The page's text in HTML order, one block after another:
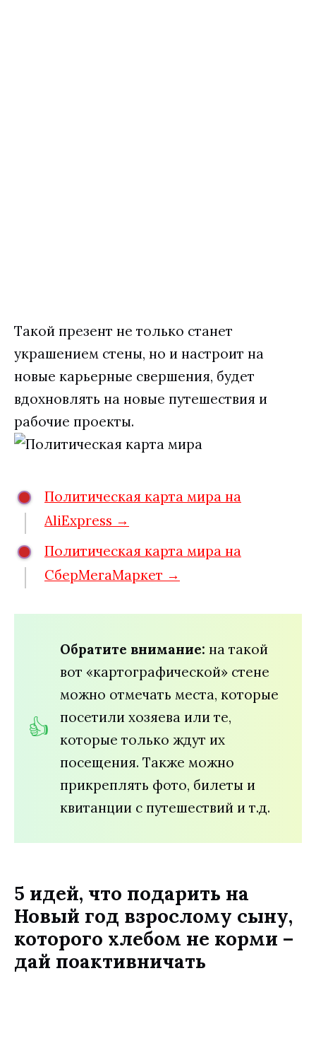
Такой презент не только станет
украшением стены, но и настроит на
новые карьерные свершения, будет
вдохновлять на новые путешествия и
рабочие проекты.
Политическая карта мира на
AliExpress →
Политическая карта мира на
СберМегаМаркет →
Обратите внимание: на такой
вот «картографической» стене
можно отмечать места, которые
посетили хозяева или те,
которые только ждут их
посещения. Также можно
прикреплять фото, билеты и
квитанции с путешествий и т.д.
5 идей, что подарить на
Новый год взрослому сыну,
которого хлебом не корми –
дай поактивничать